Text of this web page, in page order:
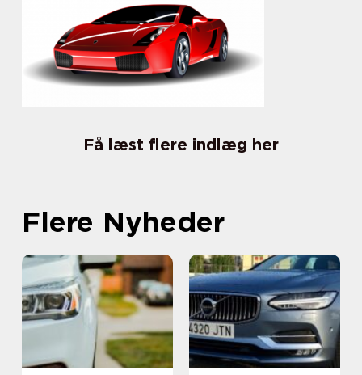
Få læst flere indlæg her
Flere Nyheder